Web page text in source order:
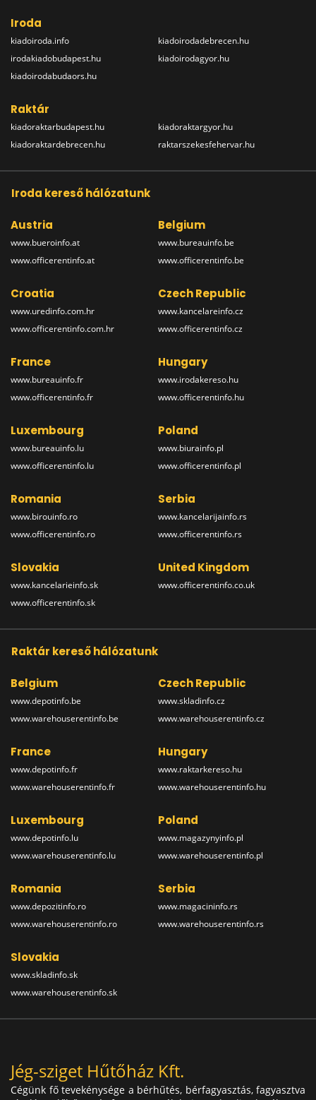
Iroda
kiadoiroda.info
irodakiadobudapest.hu
kiadoirodabudaors.hu
kiadoirodadebrecen.hu
kiadoirodagyor.hu
Raktár
kiadoraktarbudapest.hu
kiadoraktardebrecen.hu
kiadoraktargyor.hu
raktarszekesfehervar.hu
Iroda kereső hálózatunk
Austria
www.bueroinfo.at
www.officerentinfo.at
Belgium
www.bureauinfo.be
www.officerentinfo.be
Croatia
www.uredinfo.com.hr
www.officerentinfo.com.hr
Czech Republic
www.kancelareinfo.cz
www.officerentinfo.cz
France
www.bureauinfo.fr
www.officerentinfo.fr
Hungary
www.irodakereso.hu
www.officerentinfo.hu
Luxembourg
www.bureauinfo.lu
www.officerentinfo.lu
Poland
www.biurainfo.pl
www.officerentinfo.pl
Romania
www.birouinfo.ro
www.officerentinfo.ro
Serbia
www.kancelarijainfo.rs
www.officerentinfo.rs
Slovakia
www.kancelarieinfo.sk
www.officerentinfo.sk
United Kingdom
www.officerentinfo.co.uk
Raktár kereső hálózatunk
Belgium
www.depotinfo.be
www.warehouserentinfo.be
Czech Republic
www.skladinfo.cz
www.warehouserentinfo.cz
France
www.depotinfo.fr
www.warehouserentinfo.fr
Hungary
www.raktarkereso.hu
www.warehouserentinfo.hu
Luxembourg
www.depotinfo.lu
www.warehouserentinfo.lu
Poland
www.magazynyinfo.pl
www.warehouserentinfo.pl
Romania
www.depozitinfo.ro
www.warehouserentinfo.ro
Serbia
www.magacininfo.rs
www.warehouserentinfo.rs
Slovakia
www.skladinfo.sk
www.warehouserentinfo.sk
Jég-sziget Hűtőház Kft.
Cégünk fő tevekénysége a bérhűtés, bérfagyasztás, fagyasztva